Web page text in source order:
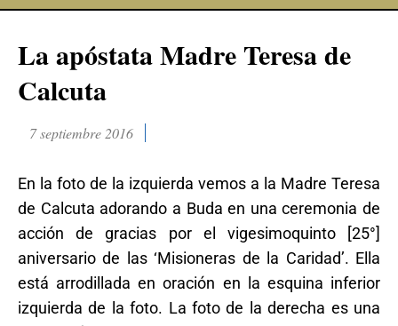
La apóstata Madre Teresa de
Calcuta
7 septiembre 2016
En la foto de la izquierda vemos a la Madre Teresa
de Calcuta adorando a Buda en una ceremonia de
acción de gracias por el vigesimoquinto [25°]
aniversario de las ‘Misioneras de la Caridad’. Ella
está arrodillada en oración en la esquina inferior
izquierda de la foto. La foto de la derecha es una